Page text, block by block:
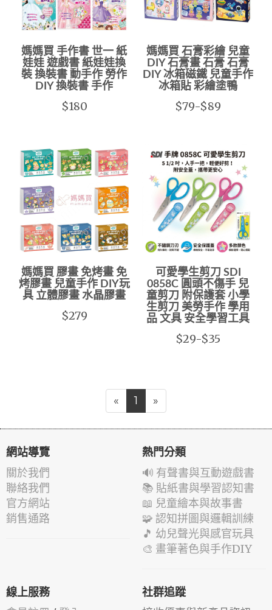
媽媽買 手作書 世一 紙
娃娃 遊戲書 紙娃娃換
裝 換裝書 動手作 勞作
DIY 換裝書 手作
$180
媽媽買 石膏彩繪 兒童
DIY 石膏畫 石膏 石膏
DIY 冰箱磁鐵 兒童手作
冰箱貼 彩繪塗鴨
$79-$89
媽媽買 膠畫 免烤畫 免
烤膠畫 兒童手作 DIY玩
具 立體膠畫 水晶膠畫
$279
可愛學生剪刀 SDI
0858C 圓頭不傷手 兒
童剪刀 附保護套 小學
生剪刀 美勞手作 學用
品 文具 安全學習工具
$29-$35
« 1 »
網站導覽
關於我們
聯絡我們
官方網站
銷售通路
熱門分類
🔊 有聲書與互動遊戲書
📚 貼紙書與學習認知書
📖 兒童繪本與故事書
🧩 認知拼圖與邏輯訓練
🎵 幼兒聲光與感官玩具
🎨 畫筆著色與手作DIY
線上服務 社群追蹤